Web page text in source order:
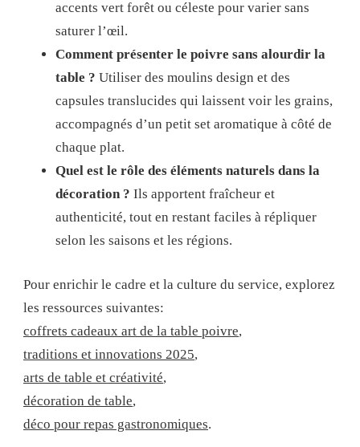
accents vert forêt ou céleste pour varier sans
saturer l’œil.
Comment présenter le poivre sans alourdir la
table ? Utiliser des moulins design et des
capsules translucides qui laissent voir les grains,
accompagnés d’un petit set aromatique à côté de
chaque plat.
Quel est le rôle des éléments naturels dans la
décoration ? Ils apportent fraîcheur et
authenticité, tout en restant faciles à répliquer
selon les saisons et les régions.
Pour enrichir le cadre et la culture du service, explorez
les ressources suivantes:
coffrets cadeaux art de la table poivre,
traditions et innovations 2025,
arts de table et créativité,
décoration de table,
déco pour repas gastronomiques.